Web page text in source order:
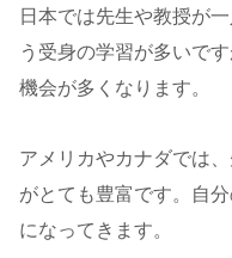
日本では先生や教授が
う受身の学習が多いで
機会が多くなります。
アメリカやカナダでは
がとても豊富です。自
になってきます。